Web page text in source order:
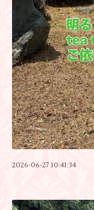
2026-06-27 10:41:34